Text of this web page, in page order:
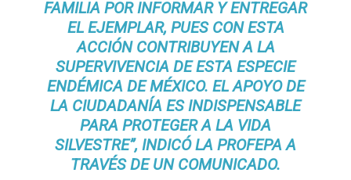
Yussara Canales Pide Transparencia Sobre Nuevo
Adultos Mayores De Ixtapa Tendrán Una “Casa De Día”
Mujeres Recorren Calles De Ixtapa Para Identificar
Bruno Blancas Convoca A Mesa De Análisis Para La
CUCosta E IMSS Nayarit Avanzan En Acuerdos Para
Videos De Presunto Convoy Armado Desatan Operativo
Playa Las Cocinas: Retiran Concesión Y Anuncian Plan De
Dr. Álvarez Zayas Dirige Plan De Salud Animal Y
Por Desaparición Forzada, Expolicías De Nayarit
“El Mayo” Zambada Es Condenado A Morir En Prisión En
FAMILIA POR INFORMAR Y ENTREGAR
EL EJEMPLAR, PUES CON ESTA
ACCIÓN CONTRIBUYEN A LA
SUPERVIVENCIA DE ESTA ESPECIE
ENDÉMICA DE MÉXICO. EL APOYO DE
LA CIUDADANÍA ES INDISPENSABLE
PARA PROTEGER A LA VIDA
SILVESTRE”, INDICÓ LA PROFEPA A
TRAVÉS DE UN COMUNICADO.